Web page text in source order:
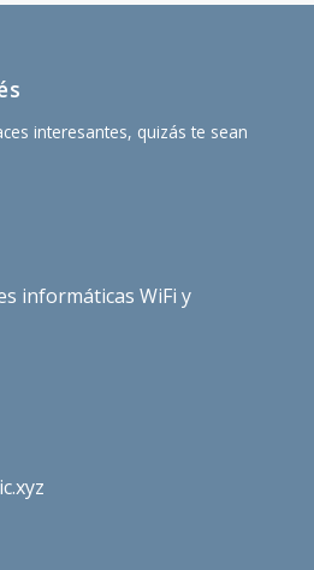
interesantes, quizás te sean
informáticas WiFi y